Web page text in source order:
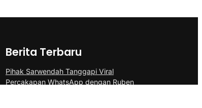
Berita Terbaru
Pihak Sarwendah Tanggapi Viral
Percakapan WhatsApp dengan Ruben